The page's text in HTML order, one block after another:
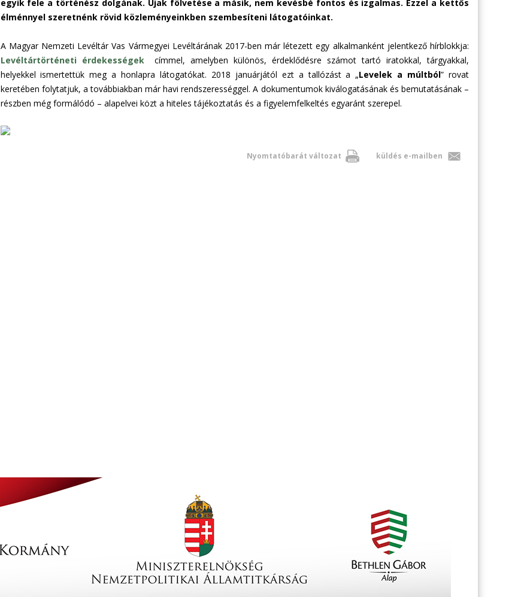
egyik fele a történész dolgának. Újak fölvetése a másik, nem kevésbé fontos és izgalmas. Ezzel a kettős
élménnyel szeretnénk rövid közleményeinkben szembesíteni látogatóinkat.
A Magyar Nemzeti Levéltár Vas Vármegyei Levéltárának 2017-ben már létezett egy alkalmanként jelentkező hírblokkja:
Levéltártörténeti érdekességekcímmel, amelyben különös, érdeklődésre számot tartó iratokkal, tárgyakkal,
helyekkel ismertettük meg a honlapra látogatókat. 2018 januárjától ezt a tallózást a „Levelek a múltból” rovat
keretében folytatjuk, a továbbiakban már havi rendszerességgel. A dokumentumok kiválogatásának és bemutatásának –
részben még formálódó – alapelvei közt a hiteles tájékoztatás és a figyelemfelkeltés egyaránt szerepel.
Nyomtatóbarát változat küldés e-mailben